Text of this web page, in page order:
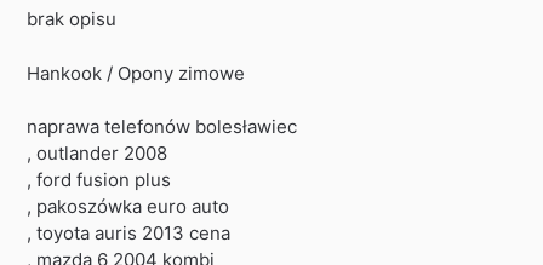
brak opisu
Hankook / Opony zimowe
naprawa telefonów bolesławiec
, outlander 2008
, ford fusion plus
, pakoszówka euro auto
, toyota auris 2013 cena
, mazda 6 2004 kombi